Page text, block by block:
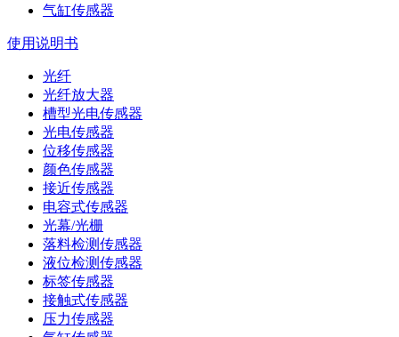
气缸传感器
使用说明书
光纤
光纤放大器
槽型光电传感器
光电传感器
位移传感器
颜色传感器
接近传感器
电容式传感器
光幕/光栅
落料检测传感器
液位检测传感器
标签传感器
接触式传感器
压力传感器